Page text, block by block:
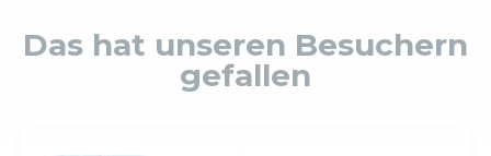
Das hat unseren Besuchern
gefallen